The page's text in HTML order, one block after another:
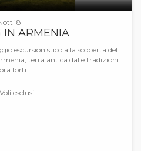
8
IN ARMENIA
escursionistico alla scoperta del
terra antica dalle tradizioni
forti...
Voli esclusi